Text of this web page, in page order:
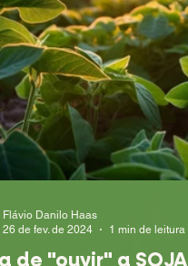
de "ouvir" a SOJA
Flávio Danilo Haas
26 de fev. de 2024
1 min de leitura